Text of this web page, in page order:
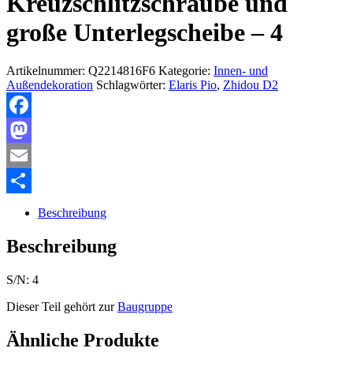
große Unterlegscheibe – 4
Artikelnummer: Q2214816F6 Kategorie: Innen- und
Außendekoration Schlagwörter: Elaris Pio, Zhidou D2
Facebook
Mastodon
Email
Beschreibung
Beschreibung
S/N: 4
Dieser Teil gehört zurBaugruppe
Ähnliche Produkte